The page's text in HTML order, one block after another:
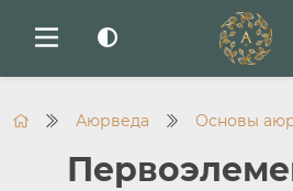
Аюрведа Основы